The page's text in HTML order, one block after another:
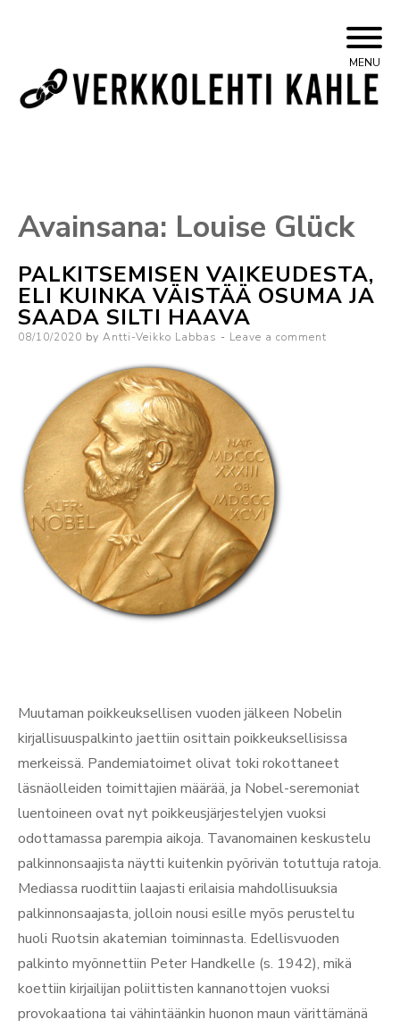
to
content
Kahle MENU
Avainsana: Louise Glück
PALKITSEMISEN VAIKEUDESTA,
ELI KUINKA VÄISTÄÄ OSUMA JA
SAADA SILTI HAAVA
Posted
08/10/2020 by Antti-Veikko Labbas Leave a comment
Muutaman poikkeuksellisen vuoden jälkeen Nobelin
kirjallisuuspalkinto jaettiin osittain poikkeuksellisissa
merkeissä. Pandemiatoimet olivat toki rokottaneet
läsnäolleiden toimittajien määrää, ja Nobel-seremoniat
luentoineen ovat nyt poikkeusjärjestelyjen vuoksi
odottamassa parempia aikoja. Tavanomainen keskustelu
palkinnonsaajista näytti kuitenkin pyörivän totuttuja ratoja.
Mediassa ruodittiin laajasti erilaisia mahdollisuuksia
palkinnonsaajasta, jolloin nousi esille myös perusteltu
huoli Ruotsin akatemian toiminnasta. Edellisvuoden
palkinto myönnettiin Peter Handkelle (s. 1942), mikä
koettiin kirjailijan poliittisten kannanottojen vuoksi
provokaationa tai vähintäänkin huonon maun värittämänä